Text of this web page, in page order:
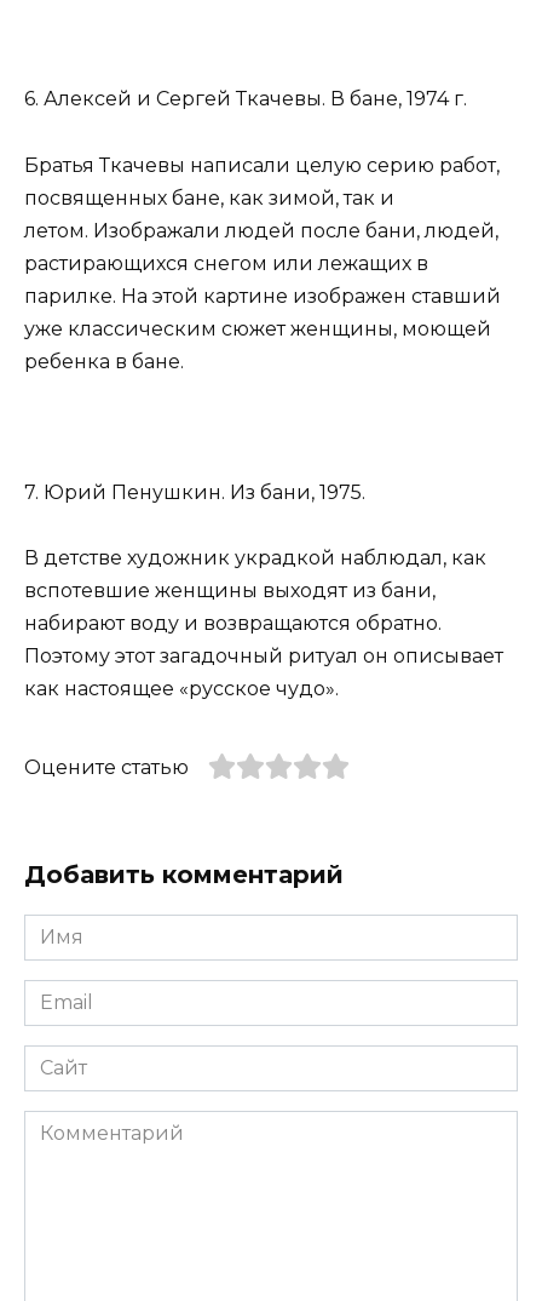
6. Алексей и Сергей Ткачевы. В бане, 1974 г.
Братья Ткачевы написали целую серию работ,
посвященных бане, как зимой, так и
летом. Изображали людей после бани, людей,
растирающихся снегом или лежащих в
парилке. На этой картине изображен ставший
уже классическим сюжет женщины, моющей
ребенка в бане.
7. Юрий Пенушкин. Из бани, 1975.
В детстве художник украдкой наблюдал, как
вспотевшие женщины выходят из бани,
набирают воду и возвращаются обратно.
Поэтому этот загадочный ритуал он описывает
как настоящее «русское чудо».
Оцените статью
Добавить комментарий
Имя
*
Email
*
Сайт
Комментарий